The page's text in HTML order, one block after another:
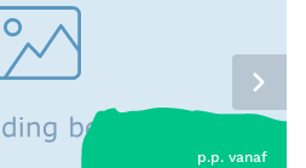
p.p. vanaf